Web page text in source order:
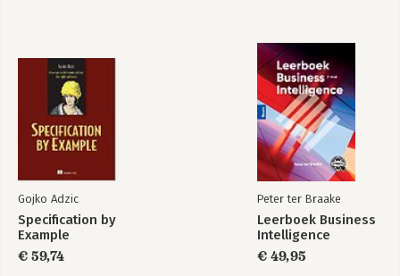
Digibeter - Data,
processen en
systemen in de
zorg
Bekijk alle boeken
Gojko Adzic
Specification by
Example
€ 59,74
Peter ter Braake
Leerboek Business
Intelligence
€ 49,95